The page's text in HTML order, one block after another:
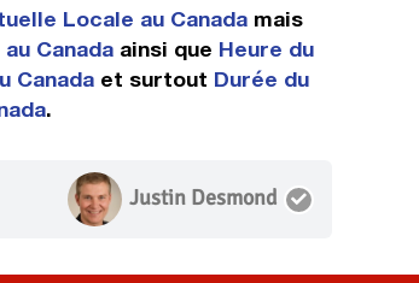
Locale au Canada mais
Canada ainsi que Heure du
Canada et surtout Durée du
.
Justin Desmond